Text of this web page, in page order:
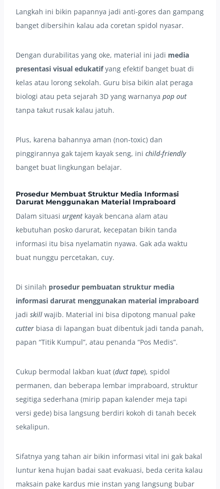
Langkah ini bikin papannya jadi anti-gores dan gampang
banget dibersihin kalau ada coretan spidol nyasar.
Dengan durabilitas yang oke, material ini jadi media
presentasi visual edukatifyang efektif banget buat di
kelas atau lorong sekolah. Guru bisa bikin alat peraga
biologi atau peta sejarah 3D yang warnanya pop out
tanpa takut rusak kalau jatuh.
Plus, karena bahannya aman (non-toxic) dan
pinggirannya gak tajem kayak seng, ini child-friendly
banget buat lingkungan belajar.
Prosedur Membuat Struktur Media Informasi
Darurat Menggunakan Material Impraboard
Dalam situasi urgentkayak bencana alam atau
kebutuhan posko darurat, kecepatan bikin tanda
informasi itu bisa nyelamatin nyawa. Gak ada waktu
buat nunggu percetakan, cuy.
Di sinilah prosedur pembuatan struktur media
informasi darurat menggunakan material impraboard
jadi skill wajib. Material ini bisa dipotong manual pake
cutter biasa di lapangan buat dibentuk jadi tanda panah,
papan “Titik Kumpul”, atau penanda “Pos Medis”.
Cukup bermodal lakban kuat (duct tape), spidol
permanen, dan beberapa lembar impraboard, struktur
segitiga sederhana (mirip papan kalender meja tapi
versi gede) bisa langsung berdiri kokoh di tanah becek
sekalipun.
Sifatnya yang tahan air bikin informasi vital ini gak bakal
luntur kena hujan badai saat evakuasi, beda cerita kalau
maksain pake kardus mie instan yang langsung bubar